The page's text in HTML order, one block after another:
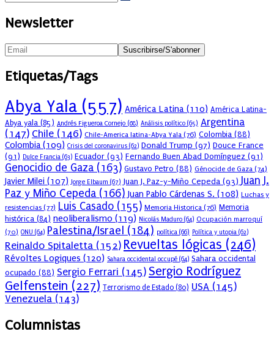
Newsletter
Etiquetas/Tags
Abya Yala (557) América Latina (110) América Latina-
Abya yala (85) Andrés Figueroa Cornejo (68) Análisis político (65) Argentina
(147) Chile (146) Chile-America latina-Abya Yala (76) Colombia (88)
Colombia(109) Crisis del coronavirus (62) Donald Trump (97) Douce France
(91) Dulce Francia (63) Ecuador (93) Fernando Buen Abad Domínguez (91)
Genocidio de Gaza (163) Gustavo Petro (88) Génocide de Gaza (74)
Javier Milei (107) Jorge Elbaum (67) Juan J. Paz-y-Miño Cepeda (93) Juan J.
Paz y Miño Cepeda (166) Juan Pablo Cárdenas S. (108) Luchas y
resistencias (77) Luis Casado (155) Memoria Historica (76) Memoria
histórica (84) neoliberalismo (119) Nicolás Maduro (64) Ocupación marroquí
(70) ONU (64) Palestina/Israel (184) política (66) Política y utopia (62)
Reinaldo Spitaletta (152) Revueltas lógicas (246)
Révoltes Logiques (120) Sahara occidental occupé (64) Sahara occidental
ocupado (88) Sergio Ferrari (145) Sergio Rodríguez
Gelfenstein (227) Terrorismo de Estado (80) USA (145)
Venezuela (143)
Columnistas